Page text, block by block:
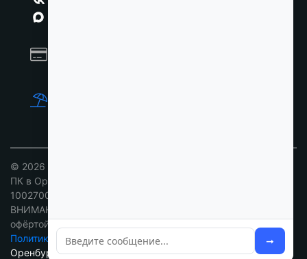
© 2026
ПК в Оренбурге под ключ с выездом мастера
100270029.10009.text.html
ВНИМАНИЕ: ст. 437 ГК РФ. Цены не являются публичной
офёртой уточняйте у наших менеджеров!
Политика конфиденциальности/
Оренбург
➞